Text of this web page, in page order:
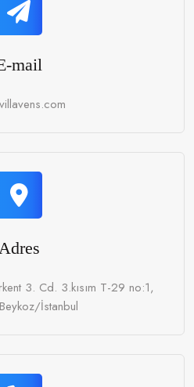
mail
3. Cd. 3.kısım T-29 no:1,
İstanbul